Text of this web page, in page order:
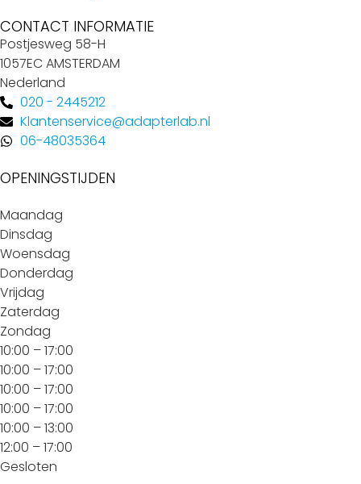
CONTACT INFORMATIE
Postjesweg 58-H
1057EC AMSTERDAM
Nederland
020 - 2445212
Klantenservice@adapterlab.nl
06-48035364
OPENINGSTIJDEN
Maandag
Dinsdag
Woensdag
Donderdag
Vrijdag
Zaterdag
Zondag
10:00 – 17:00
10:00 – 17:00
10:00 – 17:00
10:00 – 17:00
10:00 – 13:00
12:00 – 17:00
Gesloten